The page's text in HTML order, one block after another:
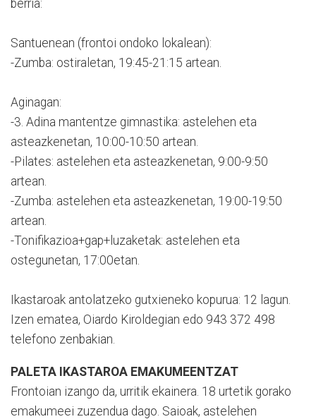
berria:
Santuenean (frontoi ondoko lokalean):
-Zumba: ostiraletan, 19:45-21:15 artean.
Aginagan:
-3. Adina mantentze gimnastika: astelehen eta
asteazkenetan, 10:00-10:50 artean.
-Pilates: astelehen eta asteazkenetan, 9:00-9:50
artean.
-Zumba: astelehen eta asteazkenetan, 19:00-19:50
artean.
-Tonifikazioa+gap+luzaketak: astelehen eta
ostegunetan, 17:00etan.
Ikastaroak antolatzeko gutxieneko kopurua: 12 lagun.
Izen ematea, Oiardo Kiroldegian edo 943 372 498
telefono zenbakian.
PALETA IKASTAROA EMAKUMEENTZAT
Frontoian izango da, urritik ekainera. 18 urtetik gorako
emakumeei zuzendua dago. Saioak, astelehen